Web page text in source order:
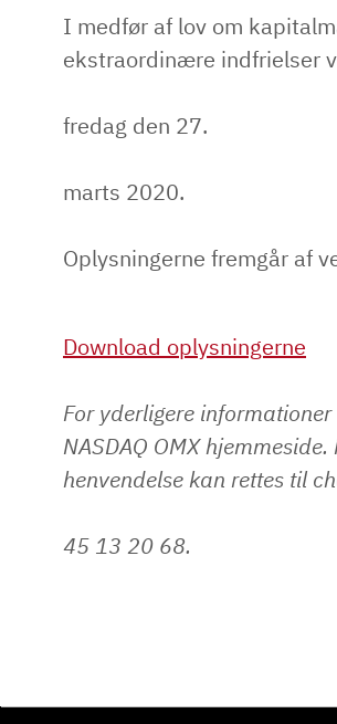
I medfør af lov om
ekstraordinære indfrielser
fredag den 27.
marts 2020.
Oplysningerne fremgår af
Download oplysningerne
For yderligere
NASDAQ OMX
henvendelse kan rettes til
45 13 20 68.